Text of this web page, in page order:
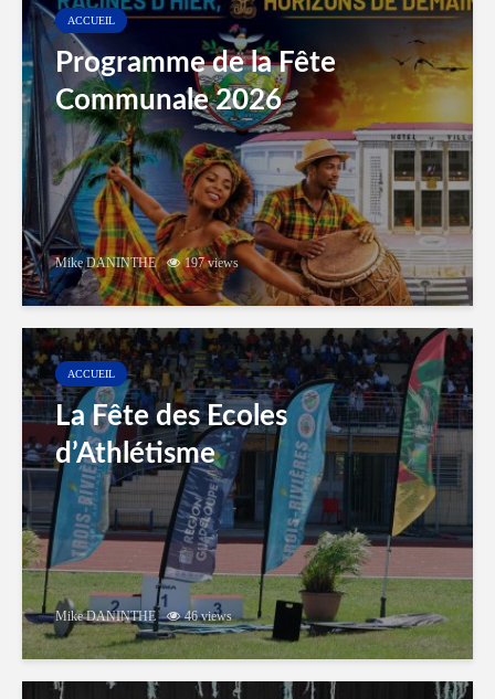
ACCUEIL
Programme de la Fête
Communale 2026
Mike DANINTHE 197 views
ACCUEIL
La Fête des Ecoles
d’Athlétisme
Mike DANINTHE 46 views